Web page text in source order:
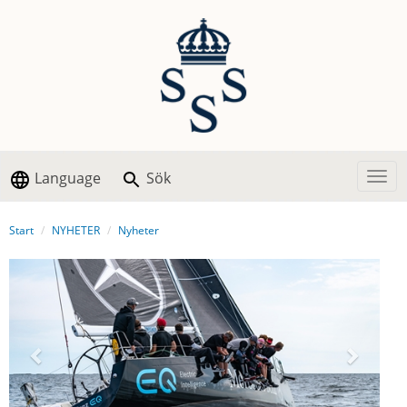
Language Sök
Start NYHETER Nyheter